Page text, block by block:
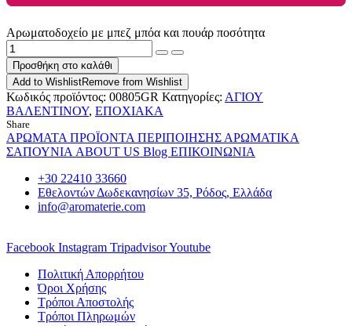
Αρωματοδοχείο με μπεζ μπόα και πουάρ ποσότητα
Προσθήκη στο καλάθι
Add to WishlistRemove from Wishlist
Κωδικός προϊόντος: 00805GR Κατηγορίες: ΑΓΙΟΥ
ΒΑΛΕΝΤΙΝΟΥ, ΕΠΟΧΙΑΚΑ
Share
ΑΡΩΜΑΤΑ ΠΡΟΪΟΝΤΑ ΠΕΡΙΠΟΙΗΣΗΣ ΑΡΩΜΑΤΙΚΑ
ΣΑΠΟΥΝΙΑ ABOUT US Blog ΕΠΙΚΟΙΝΩΝΙΑ
+30 22410 33660
Εθελοντών Δωδεκανησίων 35, Ρόδος, Ελλάδα
info@aromaterie.com
Facebook Instagram TripadvisorYoutube
Πολιτική Απορρήτου
Όροι Χρήσης
Τρόποι Αποστολής
Τρόποι Πληρωμών